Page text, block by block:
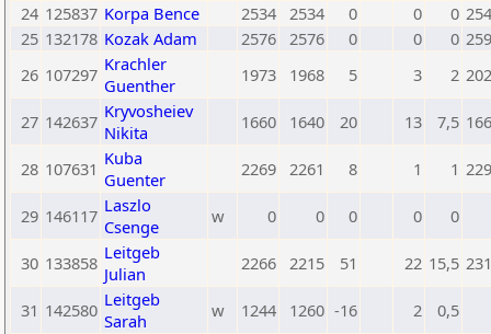
24 125837 Korpa Bence 2534 2534 0 0 0
25 132178 Kozak Adam 2576 2576 0 0 0
26 107297 Krachler
Guenther
1973 1968 5 3 2
27 142637 Kryvosheiev
Nikita
1660 1640 20 13 7,5
28 107631 Kuba
Guenter
2269 2261 8 1 1
29 146117 Laszlo
Csenge
w 0 0 0 0 0
30 133858 Leitgeb
Julian
2266 2215 51 22 15,5
31 142580 Leitgeb
Sarah
w 1244 1260 -16 2 0,5